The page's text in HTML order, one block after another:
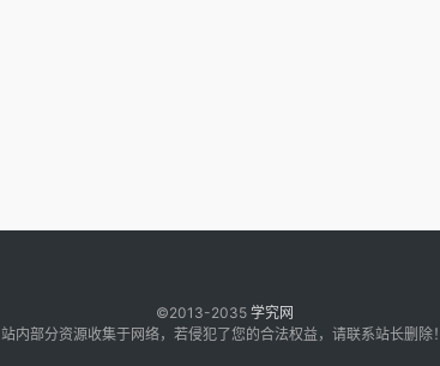
©2013-2035 学究网
站内部分资源收集于网络，若侵犯了您的合法权益，请联系站长删除！